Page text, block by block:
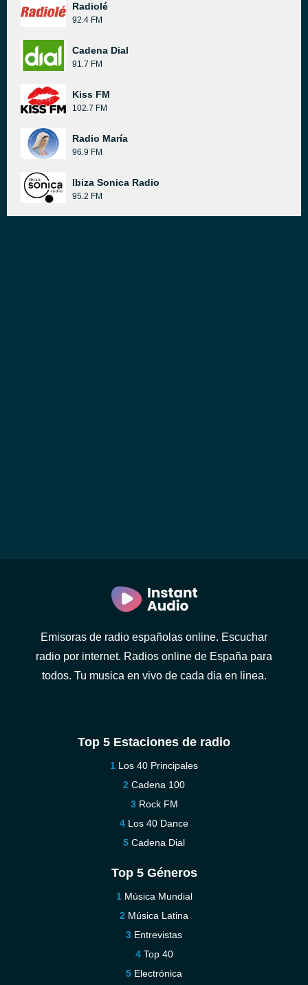
Radiolé
92.4 FM
Cadena Dial
91.7 FM
Kiss FM
102.7 FM
Radio María
96.9 FM
Ibiza Sonica Radio
95.2 FM
Emisoras de radio españolas online. Escuchar
radio por internet. Radios online de España para
todos. Tu musica en vivo de cada dia en linea.
Top 5 Estaciones de radio
Los 40 Principales
Cadena 100
Rock FM
Los 40 Dance
Cadena Dial
Top 5 Géneros
Música Mundial
Música Latina
Entrevistas
Top 40
Electrónica